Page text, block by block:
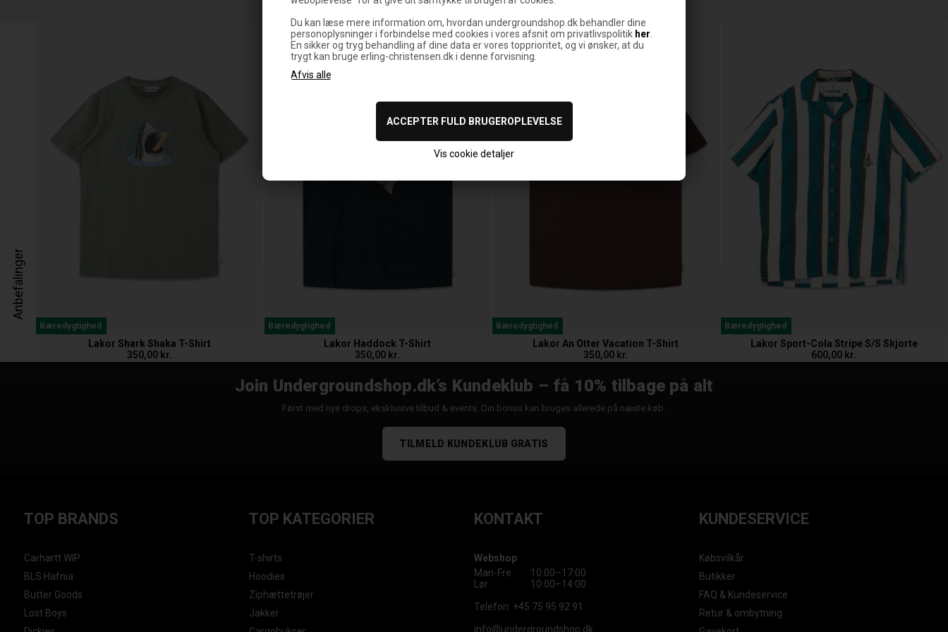
Du kan læse mere information om, hvordan undergroundshop.dk behandler dine
personoplysninger i forbindelse med cookies i vores afsnit om privatlivspolitik her
En sikker og tryg behandling af dine data er vores topprioritet, og vi ønsker, at du
trygt kan bruge erling-christensen.dk i denne forvisning.
Vis cookie detaljer
Anbefalinger
Bæredygtighed
Lakor Shark Shaka T-Shirt
350,00 kr.
Bæredygtighed
Lakor Haddock T-Shirt
350,00 kr.
Bæredygtighed
Lakor An Otter Vacation T-Shirt
350,00 kr.
Bæredygtighed
Lakor Sport-Cola Stripe S/S Skjorte
600,00 kr.
Join Undergroundshop.dk’s Kundeklub – få 10% tilbage på alt
Først med nye drops, eksklusive tilbud & events. Din bonus kan bruges allerede på næste køb.
TILMELD KUNDEKLUB GRATIS
TOP BRANDS
Carhartt WIP
BLS Hafnia
Butter Goods
Lost Boys
TOP KATEGORIER
T-shirts
Hoodies
Ziphættetrøjer
Jakker
KONTAKT
Webshop
Man-Fre
10:00–17:00
Lør
10:00–14:00
Telefon: +45 75 95 92 91
info@undergroundshop.dk
KUNDESERVICE
Købsvilkår
Butikker
FAQ & Kundeservice
Retur & ombytning